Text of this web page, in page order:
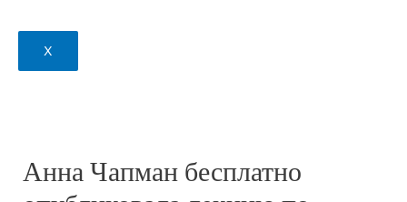
X
Анна Чапман бесплатно